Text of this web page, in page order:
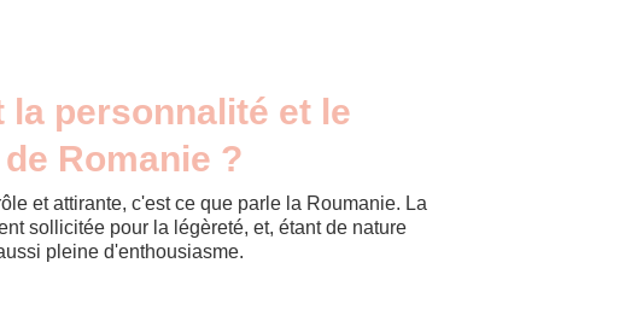
la personnalité et le
Romanie ?
et attirante, c'est ce que parle la Roumanie. La
sollicitée pour la légèreté, et, étant de nature
pleine d'enthousiasme.